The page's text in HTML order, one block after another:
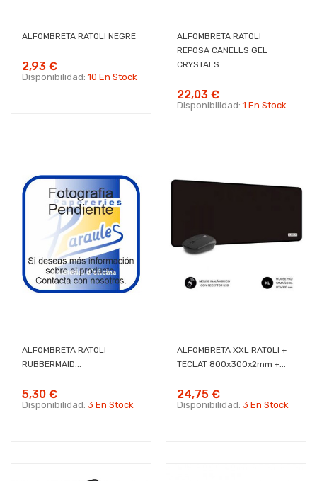
ALFOMBRETA RATOLI NEGRE
2,93 €
Disponibilidad: 10 En Stock
ALFOMBRETA RATOLI
REPOSA CANELLS GEL
CRYSTALS...
22,03 €
Disponibilidad: 1 En Stock
ALFOMBRETA RATOLI
RUBBERMAID...
5,30 €
Disponibilidad: 3 En Stock
ALFOMBRETA XXL RATOLI +
TECLAT 800x300x2mm +...
24,75 €
Disponibilidad: 3 En Stock